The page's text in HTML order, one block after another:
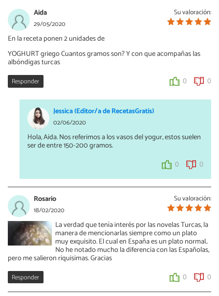
Su valoración:
Aida
29/05/2020
En la receta ponen 2 unidades de
YOGHURT griego Cuantos gramos son? Y con que acompañas las
albóndigas turcas
Responder 0 0
Jessica (Editor/a de RecetasGratis)
02/06/2020
Hola, Aida. Nos referimos a los vasos del yogur, estos suelen
ser de entre 150-200 gramos.
0 0
Su valoración:
Rosario
18/02/2020
La verdad que tenía interés por las novelas Turcas, la
manera de mencionarlas siempre como un plato
muy exquisito. El cual en España es un plato normal..
No he notado mucho la diferencia con las Españolas,
pero me salieron riquisimas. Gracias
Responder 0 0